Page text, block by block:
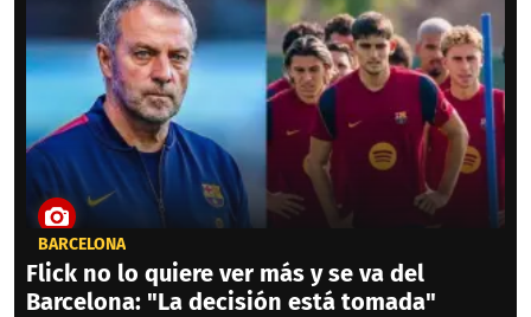
BARCELONA
Flick no lo quiere ver más y se va del
Barcelona: "La decisión está tomada"